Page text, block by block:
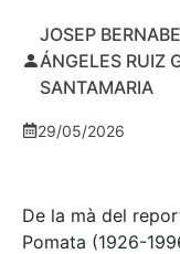
JOSEP
ÁNGELES RUIZ
SANTAMARIA
29/05/2026
De la mà del
Pomata (1926-